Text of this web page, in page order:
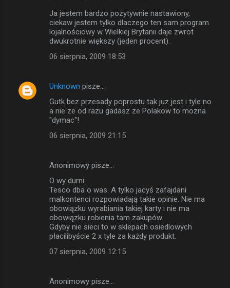
Ja jestem bardzo pozytywnie nastawiony,
ciekaw jestem tylko dlaczego ten sam program
lojalnościowy w Wielkiej Brytanii daje zwrot
dwukrotnie większy (jeden procent).
06 sierpnia, 2009 18:53
Unknown pisze…
Gutk bez przesady poprostu tak juz jest i tyle no
a nie ze od razu gadasz ze Polakow to mozna
''dymac''!
06 sierpnia, 2009 21:15
Anonimowy pisze…
O wy durni.
Tesco dba o was. A tylko jacyś zafajdani
malkontenci rozpowiadają takie opinie. Nie ma
obowiązku wyrabiania takiej karty i nie ma
obowiązku robienia tam zakupów.
Gdyby nie sieci to w sklepach osiedlowych
płacilibyście 2 x tyle za każdy produkt.
07 sierpnia, 2009 12:15
Anonimowy pisze…